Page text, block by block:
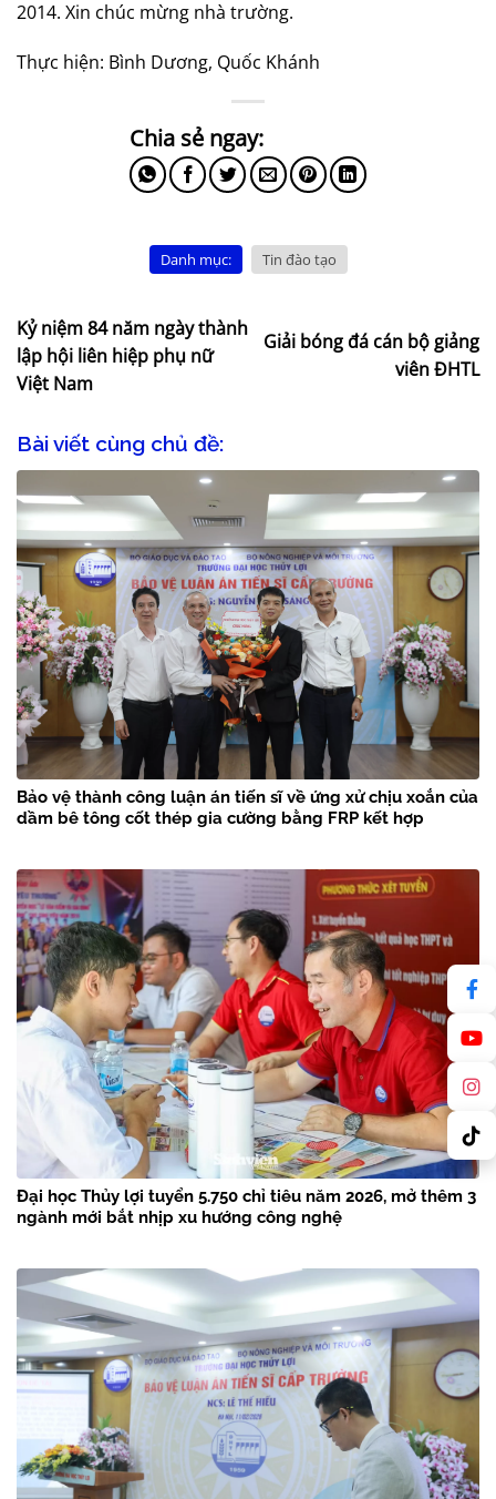
2014. Xin chúc mừng nhà trường.
Thực hiện: Bình Dương, Quốc Khánh
Danh mục: Tin đào tạo
Kỷ niệm 84 năm ngày thành
lập hội liên hiệp phụ nữ
Việt Nam
Giải bóng đá cán bộ giảng
viên ĐHTL
Bài viết cùng chủ đề:
Bảo vệ thành công luận án tiến sĩ về ứng xử chịu xoắn của
dầm bê tông cốt thép gia cường bằng FRP kết hợp
Đại học Thủy lợi tuyển 5.750 chỉ tiêu năm 2026, mở thêm 3
ngành mới bắt nhịp xu hướng công nghệ